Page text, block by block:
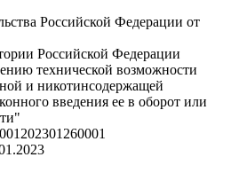
Российской Федерации от
Российской Федерации
технической возможности
и никотинсодержащей
введения ее в оборот или